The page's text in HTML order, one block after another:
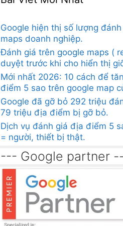
Google hiện thị số lượng
maps doanh nghiệp.
Đánh giá trên google maps (
duyệt trước khi cho hiển thị
Mới nhất 2026: 10 cách để
điểm 5 sao trên google map
Google đã gỡ bỏ 292 triệu
79 triệu địa điểm bị gỡ bỏ.
Dịch vụ đánh giá địa điểm 5
= người, thiết bị thật.
--- Google partner